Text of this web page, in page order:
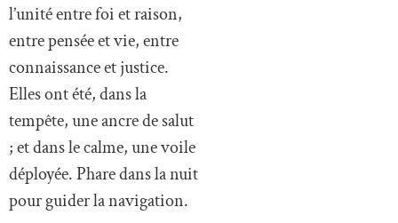
l’unité entre foi et raison,
entre pensée et vie, entre
connaissance et justice.
Elles ont été, dans la
tempête, une ancre de salut
; et dans le calme, une voile
déployée. Phare dans la nuit
pour guider la navigation.